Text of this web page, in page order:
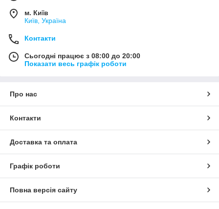
м. Київ
Київ, Україна
Контакти
Сьогодні працює з 08:00 до 20:00
Показати весь графік роботи
Про нас
Контакти
Доставка та оплата
Графік роботи
Повна версія сайту